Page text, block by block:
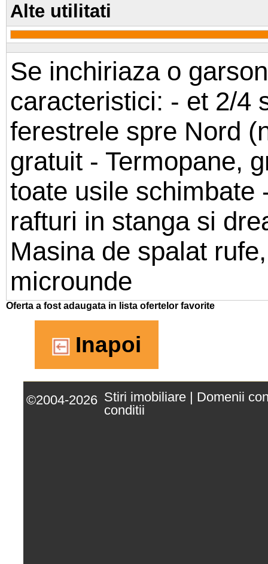
Alte utilitati
Se inchiriaza o
caracteristici: - et 2/4
ferestrele spre Nord
gratuit - Termopane,
toate usile schimbate
rafturi in stanga si
Masina de spalat
microunde
Oferta a fost adaugata in lista ofertelor favorite
Inapoi
©2004-2026 Stiri imobiliare
Domenii
conditii